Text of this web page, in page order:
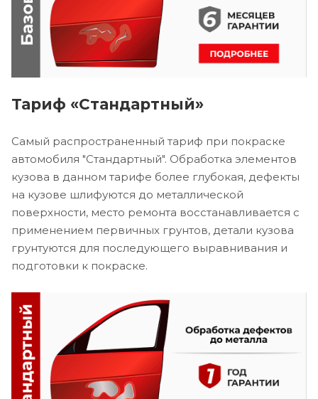
Тариф «Стандартный»
Самый распространенный тариф при покраске
автомобиля "Стандартный". Обработка элементов
кузова в данном тарифе более глубокая, дефекты
на кузове шлифуются до металлической
поверхности, место ремонта восстанавливается с
применением первичных грунтов, детали кузова
грунтуются для последующего выравнивания и
подготовки к покраске.